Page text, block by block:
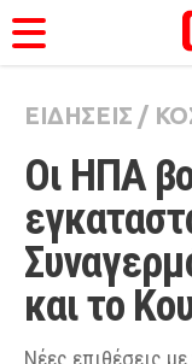
ΚΑΤΗΓΟΡΊΕΣ
Ειδήσεις
Θέματα
Videos
Podcasts
Viral
ΕΙΔΗΣΕΙΣ /
Οι ΗΠΑ
και το
Nέες επιθέσεις